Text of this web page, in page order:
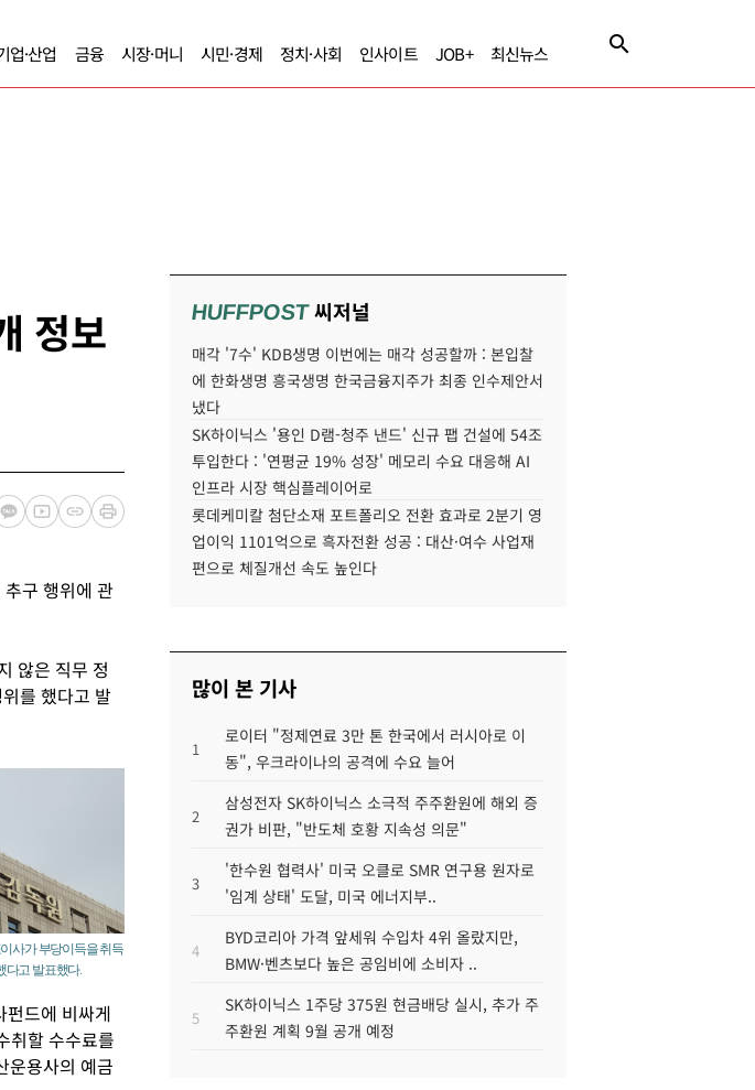
업·산업 금융 시장·머니 시민·경제 정치·사회 인사이트 JOB+ 최신뉴스
정보
구 행위에 관
않은 직무 정
를 했다고 발
사가 부당이득을 취득
다고 발표했다.
펀드에 비싸게
취할 수수료를
운용사의 예금
HUFFPOST씨저널
매각 '7수' KDB생명 이번에는 매각 성공할까 : 본입찰
에 한화생명 흥국생명 한국금융지주가 최종 인수제안서
냈다
SK하이닉스 '용인 D램-청주 낸드' 신규 팹 건설에 54조
투입한다 : '연평균 19% 성장' 메모리 수요 대응해 AI
인프라 시장 핵심플레이어로
롯데케미칼 첨단소재 포트폴리오 전환 효과로 2분기 영
업이익 1101억으로 흑자전환 성공 : 대산·여수 사업재
편으로 체질개선 속도 높인다
많이 본 기사
1
로이터 "정제연료 3만 톤 한국에서 러시아로 이
동", 우크라이나의 공격에 수요 늘어
2
삼성전자 SK하이닉스 소극적 주주환원에 해외 증
권가 비판, "반도체 호황 지속성 의문"
3
'한수원 협력사' 미국 오클로 SMR 연구용 원자로
'임계 상태' 도달, 미국 에너지부..
4
BYD코리아 가격 앞세워 수입차 4위 올랐지만,
BMW·벤츠보다 높은 공임비에 소비자 ..
5
SK하이닉스 1주당 375원 현금배당 실시, 추가 주
주환원 계획 9월 공개 예정